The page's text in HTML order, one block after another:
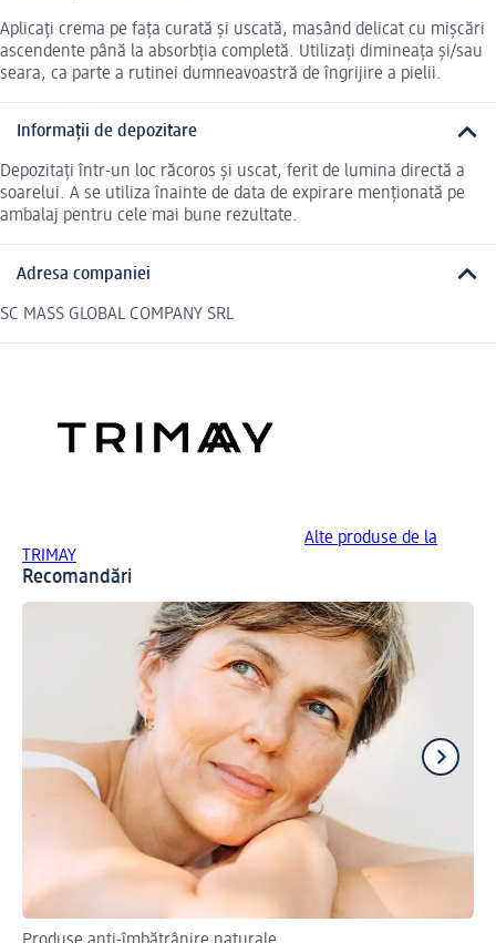
Aplicați crema pe fața curată și uscată, masând delicat cu mișcări
ascendente până la absorbția completă. Utilizați dimineața și/sau
seara, ca parte a rutinei dumneavoastră de îngrijire a pielii.
Informații de depozitare
Depozitați într-un loc răcoros și uscat, ferit de lumina directă a
soarelui. A se utiliza înainte de data de expirare menționată pe
ambalaj pentru cele mai bune rezultate.
Adresa companiei
SC MASS GLOBAL COMPANY SRL
Alte produse de la
TRIMAY
Recomandări